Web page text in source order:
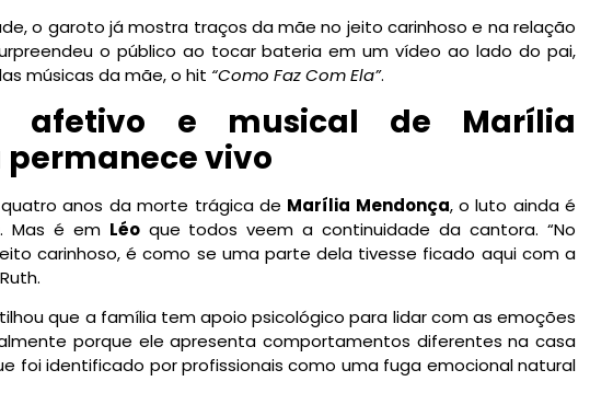
o garoto já mostra traços da mãe no jeito carinhoso e na relação
o público ao tocar bateria em um vídeo ao lado do pai,
músicas da mãe, o hit “Como Faz Com Ela”.
afetivo e musical de Marília
permanece vivo
anos da morte trágica de Marília Mendonça, o luto ainda é
Mas é em Léoque todos veem a continuidade da cantora. “No
carinhoso, é como se uma parte dela tivesse ficado aqui com a
que a família tem apoio psicológico para lidar com as emoções
porque ele apresenta comportamentos diferentes na casa
foi identificado por profissionais como uma fuga emocional natural